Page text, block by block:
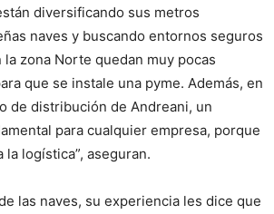
diversificando sus metros
naves y buscando entornos seguros
la zona Norte quedan muy pocas
que se instale una pyme. Además, en
de distribución de Andreani, un
para cualquier empresa, porque
logística”, aseguran.
las naves, su experiencia les dice que